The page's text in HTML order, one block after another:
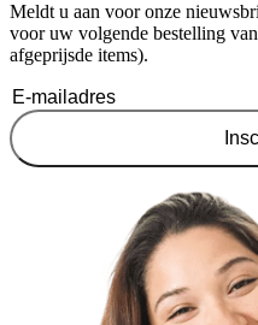
Meldt u aan voor onze
voor uw volgende bestelling
afgeprijsde items).